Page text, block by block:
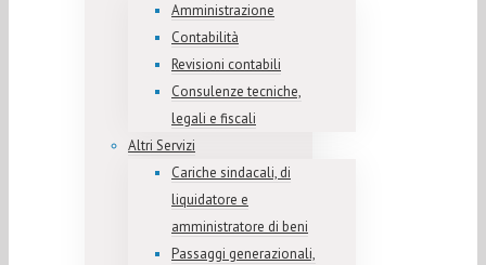
Amministrazione
Contabilità
Revisioni contabili
Consulenze tecniche,
legali e fiscali
Altri Servizi
Cariche sindacali, di
liquidatore e
amministratore di beni
Passaggi generazionali,